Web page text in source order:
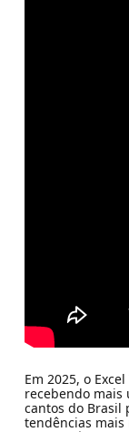
Em 2025, o
recebendo mais
cantos do Brasil
tendências mais